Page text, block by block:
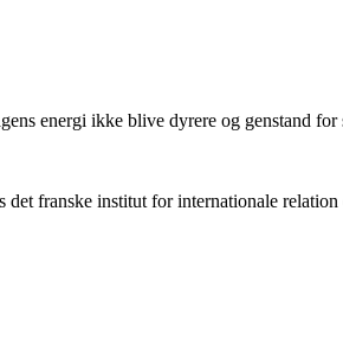
energi ikke blive dyrere og genstand for
franske institut for internationale